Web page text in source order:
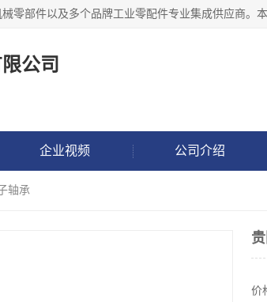
公司
企业视频 公司介绍
轴承
价